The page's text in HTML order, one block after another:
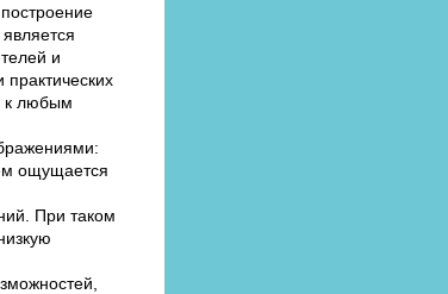
и
к любым
ощущается
При таком